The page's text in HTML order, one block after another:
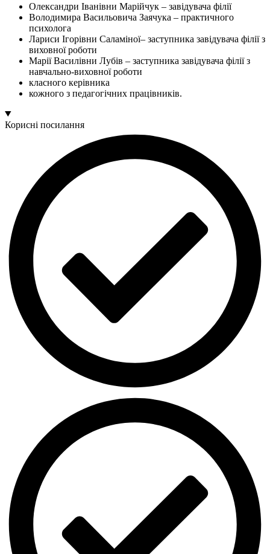
Олександри Іванівни Марійчук – завідувача філії
Володимира Васильовича Заячука – практичного
психолога
Лариси Ігорівни Саламіної– заступника завідувача філії з
виховної роботи
Марії Василівни Лубів – заступника завідувача філії з
навчально-виховної роботи
класного керівника
кожного з педагогічних працівників.
Корисні посилання